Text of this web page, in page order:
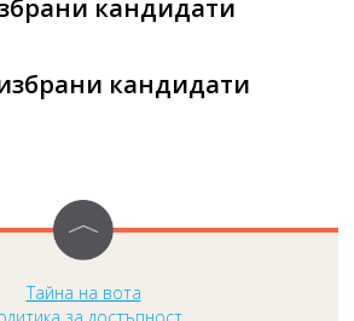
кандидати
кандидати
Тайна на вота